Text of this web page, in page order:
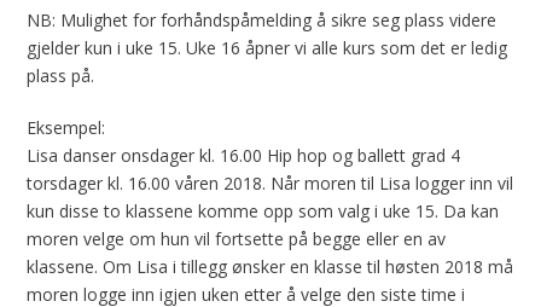
NB: Mulighet for forhåndspåmelding å sikre seg plass videre
gjelder kun i uke 15. Uke 16 åpner vi alle kurs som det er ledig
plass på.
Eksempel:
Lisa danser onsdager kl. 16.00 Hip hop og ballett grad 4
torsdager kl. 16.00 våren 2018. Når moren til Lisa logger inn vil
kun disse to klassene komme opp som valg i uke 15. Da kan
moren velge om hun vil fortsette på begge eller en av
klassene. Om Lisa i tillegg ønsker en klasse til høsten 2018 må
moren logge inn igjen uken etter å velge den siste time i